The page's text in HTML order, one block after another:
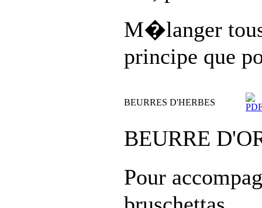
M�langer
principe que
BEURRES D'HERBES
BEURRE
Pour